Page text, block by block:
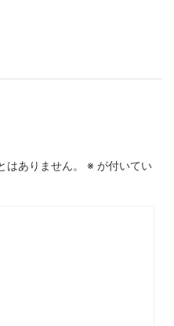
ありません。 ※ が付いてい